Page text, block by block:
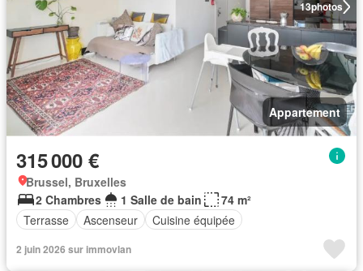
13photos
Appartement
315 000 €
Brussel, Bruxelles
2 Chambres
1 Salle de bain
74 m²
Terrasse
Ascenseur Cuisine équipée
2 juin 2026 sur immovlan